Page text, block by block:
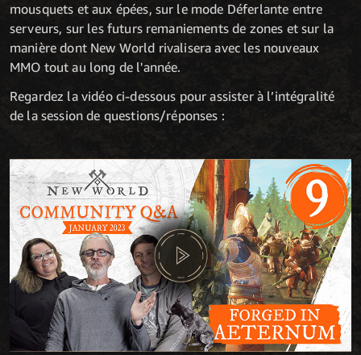
mousquets et aux épées, sur le mode Déferlante entre
serveurs, sur les futurs remaniements de zones et sur la
manière dont New World rivalisera avec les nouveaux
MMO tout au long de l'année.
Regardez la vidéo ci-dessous pour assister à l’intégralité
de la session de questions/réponses :